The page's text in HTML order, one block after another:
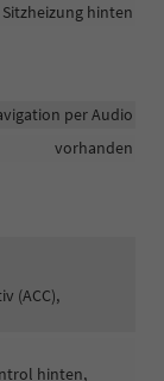
hinten
per Audio
vorhanden
(ACC),
hinten,